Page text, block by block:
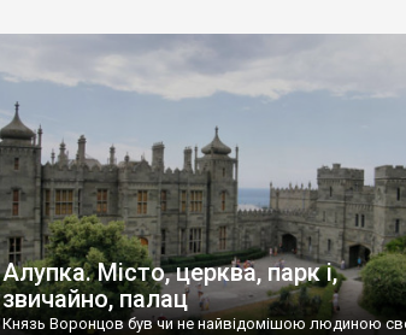
Алупка. Місто, церква, парк і,
звичайно, палац
Князь Воронцов був чи не найвідомішою людиною